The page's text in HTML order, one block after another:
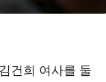
건희 여사를 둘